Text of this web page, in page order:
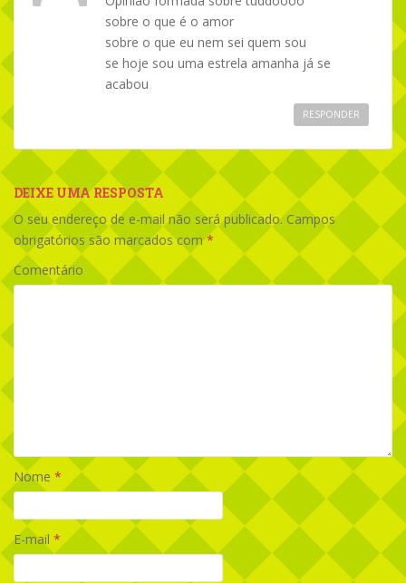
sobre o que é o amor
sobre o que eu nem sei quem sou
se hoje sou uma estrela amanha já se
acabou
RESPONDER
DEIXE UMA RESPOSTA
O seu endereço de e-mail não será publicado.Campos
obrigatórios são marcados com*
Comentário
Nome *
E-mail *